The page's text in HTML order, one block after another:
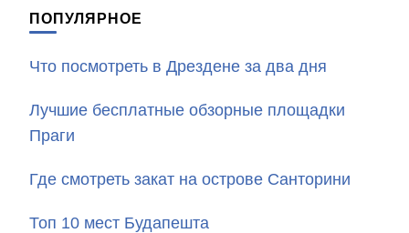
ПОПУЛЯРНОЕ
Что посмотреть в Дрездене за два дня
Лучшие бесплатные обзорные площадки
Праги
Где смотреть закат на острове Санторини
Топ 10 мест Будапешта